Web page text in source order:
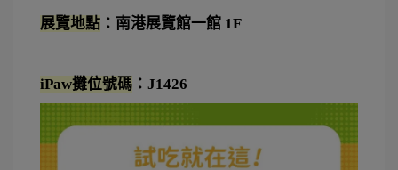
展覽地點 ：南港展覽館一館 1F
iPaw攤位號碼 ：J1426